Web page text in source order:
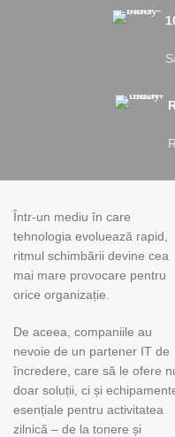
Într-un mediu în care
tehnologia evoluează rapid,
ritmul schimbării devine cea
mai mare provocare pentru
orice organizație.
De aceea, companiile au
nevoie de un partener IT de
încredere, care să le ofere
doar soluții, ci și
esențiale pentru activitatea
zilnică – de la tonere și